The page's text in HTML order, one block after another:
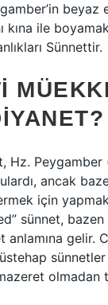
beyaz
kına ile
Sünnettir.
Hz. Peygamber
ancak
için
sünnet, bazen
anlamına gelir.